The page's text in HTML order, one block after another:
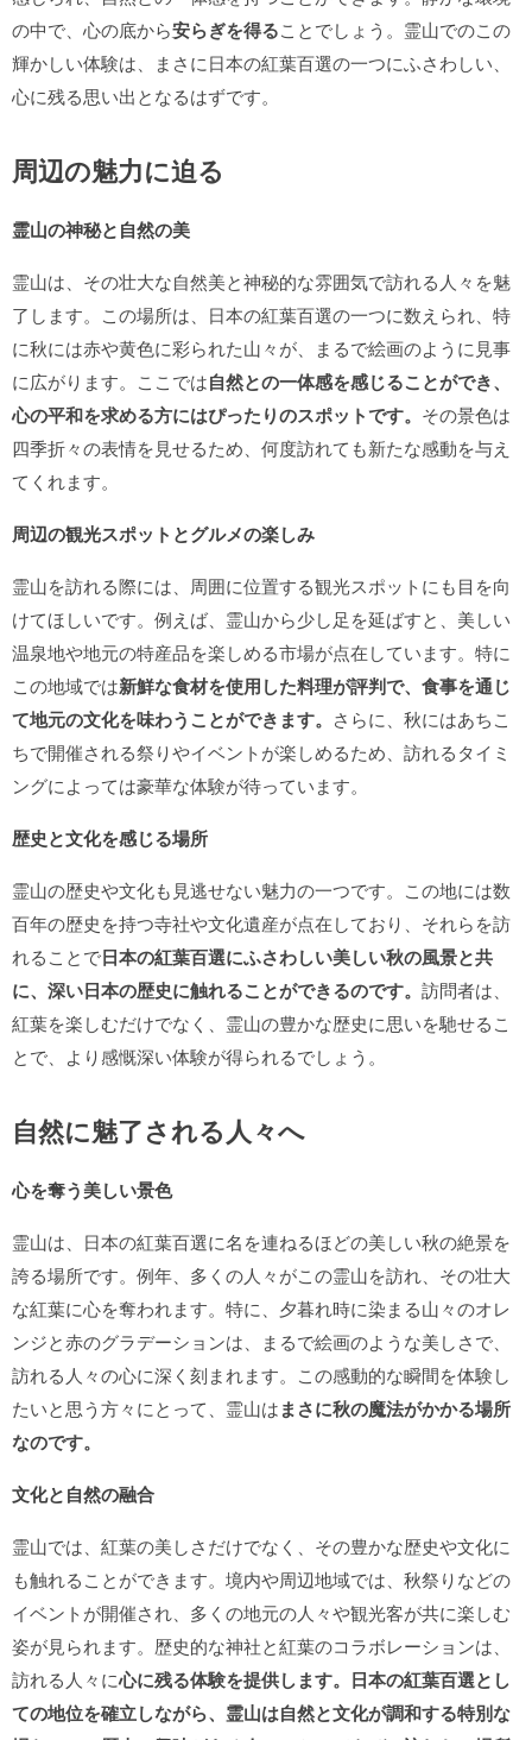
の中で、心の底から安らぎを得ることでしょう。霊山でのこの
輝かしい体験は、まさに日本の紅葉百選の一つにふさわしい、
心に残る思い出となるはずです。
周辺の魅力に迫る
霊山の神秘と自然の美
霊山は、その壮大な自然美と神秘的な雰囲気で訪れる人々を魅
了します。この場所は、日本の紅葉百選の一つに数えられ、特
に秋には赤や黄色に彩られた山々が、まるで絵画のように見事
に広がります。ここでは自然との一体感を感じることができ、
心の平和を求める方にはぴったりのスポットです。 その景色は
四季折々の表情を見せるため、何度訪れても新たな感動を与え
てくれます。
周辺の観光スポットとグルメの楽しみ
霊山を訪れる際には、周囲に位置する観光スポットにも目を向
けてほしいです。例えば、霊山から少し足を延ばすと、美しい
温泉地や地元の特産品を楽しめる市場が点在しています。特に
この地域では新鮮な食材を使用した料理が評判で、食事を通じ
て地元の文化を味わうことができます。 さらに、秋にはあちこ
ちで開催される祭りやイベントが楽しめるため、訪れるタイミ
ングによっては豪華な体験が待っています。
歴史と文化を感じる場所
霊山の歴史や文化も見逃せない魅力の一つです。この地には数
百年の歴史を持つ寺社や文化遺産が点在しており、それらを訪
れることで日本の紅葉百選にふさわしい美しい秋の風景と共
に、深い日本の歴史に触れることができるのです。 訪問者は、
紅葉を楽しむだけでなく、霊山の豊かな歴史に思いを馳せるこ
とで、より感慨深い体験が得られるでしょう。
自然に魅了される人々へ
心を奪う美しい景色
霊山は、日本の紅葉百選に名を連ねるほどの美しい秋の絶景を
誇る場所です。例年、多くの人々がこの霊山を訪れ、その壮大
な紅葉に心を奪われます。特に、夕暮れ時に染まる山々のオレ
ンジと赤のグラデーションは、まるで絵画のような美しさで、
訪れる人々の心に深く刻まれます。この感動的な瞬間を体験し
たいと思う方々にとって、霊山はまさに秋の魔法がかかる場所
なのです。
文化と自然の融合
霊山では、紅葉の美しさだけでなく、その豊かな歴史や文化に
も触れることができます。境内や周辺地域では、秋祭りなどの
イベントが開催され、多くの地元の人々や観光客が共に楽しむ
姿が見られます。歴史的な神社と紅葉のコラボレーションは、
訪れる人々に心に残る体験を提供します。日本の紅葉百選とし
ての地位を確立しながら、霊山は自然と文化が調和する特別な